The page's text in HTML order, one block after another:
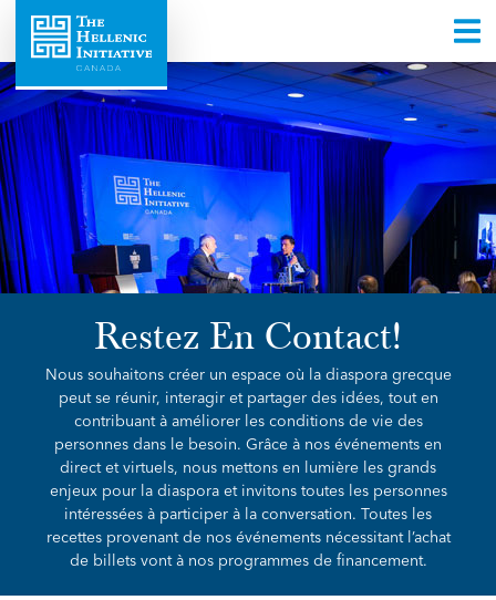
Restez En Contact!
Nous souhaitons créer un espace où la diaspora grecque
peut se réunir, interagir et partager des idées, tout en
contribuant à améliorer les conditions de vie des
personnes dans le besoin. Grâce à nos événements en
direct et virtuels, nous mettons en lumière les grands
enjeux pour la diaspora et invitons toutes les personnes
intéressées à participer à la conversation. Toutes les
recettes provenant de nos événements nécessitant l’achat
de billets vont à nos programmes de financement.